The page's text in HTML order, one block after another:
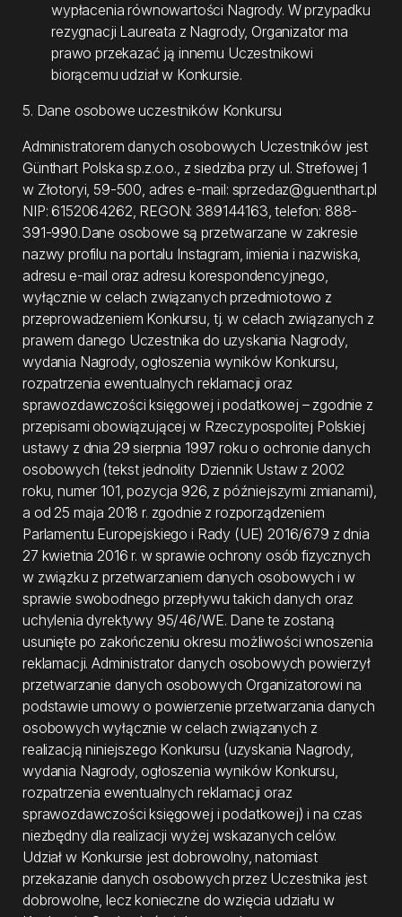
wypłacenia równowartości Nagrody. W przypadku
rezygnacji Laureata z Nagrody, Organizator ma
prawo przekazać ją innemu Uczestnikowi
biorącemu udział w Konkursie.
5. Dane osobowe uczestników Konkursu
Administratorem danych osobowych Uczestników jest
Günthart Polska sp.z.o.o., z siedziba przy ul. Strefowej 1
w Złotoryi, 59-500, adres e-mail: sprzedaz@guenthart.pl
NIP: 6152064262, REGON: 389144163, telefon: 888-
391-990.Dane osobowe są przetwarzane w zakresie
nazwy profilu na portalu Instagram, imienia i nazwiska,
adresu e-mail oraz adresu korespondencyjnego,
wyłącznie w celach związanych przedmiotowo z
przeprowadzeniem Konkursu, tj. w celach związanych z
prawem danego Uczestnika do uzyskania Nagrody,
wydania Nagrody, ogłoszenia wyników Konkursu,
rozpatrzenia ewentualnych reklamacji oraz
sprawozdawczości księgowej i podatkowej – zgodnie z
przepisami obowiązującej w Rzeczypospolitej Polskiej
ustawy z dnia 29 sierpnia 1997 roku o ochronie danych
osobowych (tekst jednolity Dziennik Ustaw z 2002
roku, numer 101, pozycja 926, z późniejszymi zmianami),
a od 25 maja 2018 r. zgodnie z rozporządzeniem
Parlamentu Europejskiego i Rady (UE) 2016/679 z dnia
27 kwietnia 2016 r. w sprawie ochrony osób fizycznych
w związku z przetwarzaniem danych osobowych i w
sprawie swobodnego przepływu takich danych oraz
uchylenia dyrektywy 95/46/WE. Dane te zostaną
usunięte po zakończeniu okresu możliwości wnoszenia
reklamacji. Administrator danych osobowych powierzył
przetwarzanie danych osobowych Organizatorowi na
podstawie umowy o powierzenie przetwarzania danych
osobowych wyłącznie w celach związanych z
realizacją niniejszego Konkursu (uzyskania Nagrody,
wydania Nagrody, ogłoszenia wyników Konkursu,
rozpatrzenia ewentualnych reklamacji oraz
sprawozdawczości księgowej i podatkowej) i na czas
niezbędny dla realizacji wyżej wskazanych celów.
Udział w Konkursie jest dobrowolny, natomiast
przekazanie danych osobowych przez Uczestnika jest
dobrowolne, lecz konieczne do wzięcia udziału w